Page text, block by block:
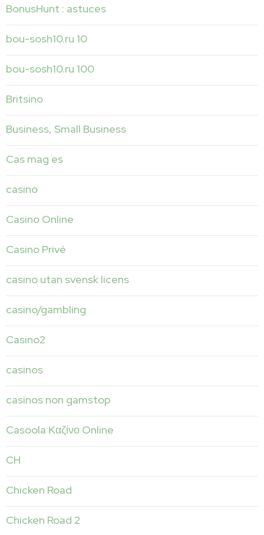
BonusHunt : astuces
bou-sosh10.ru 10
bou-sosh10.ru 100
Britsino
Business, Small Business
Cas mag es
casino
Casino Online
Casino Privé
casino utan svensk licens
casino/gambling
Casino2
casinos
casinos non gamstop
Casoola Καζίνο Online
CH
Chicken Road
Chicken Road 2